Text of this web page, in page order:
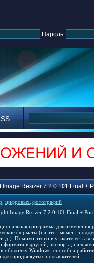
Пароль:
Image Resizer 7.2.0.101 Final +
цифровых фотографий
программа для изменения
форматы (на этот момент
д.). Помимо этого в утилите есть
формата в другой, экспорта,
оболочку Windows, способна
продвинутых пользователей.